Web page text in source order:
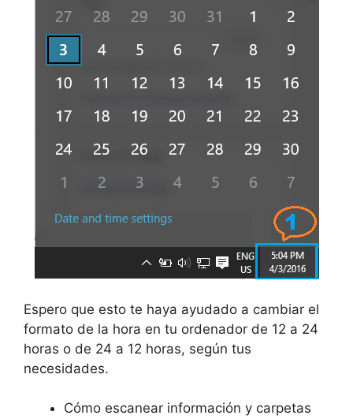
Espero que esto te haya ayudado a cambiar el
formato de la hora en tu ordenador de 12 a 24
horas o de 24 a 12 horas, según tus
necesidades.
Cómo escanear información y carpetas